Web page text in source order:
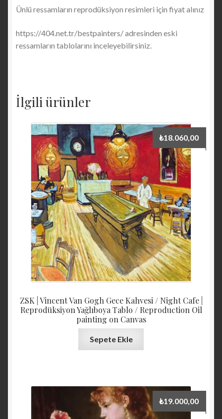
Ünlü ressamların reprodüksiyon resimleri için fiyat alınız
https://404.net.tr/bestpainters/ adresinden eski
ressamların tablolarını inceleyebilirsiniz.
İlgili ürünler
ZSK | Vincent Van Gogh Gece Kahvesi / Night Cafe |
Reprodüksiyon Yağlıboya Tablo / Reproduction Oil
painting on Canvas
₺18.060,00
Sepete Ekle
₺19.000,00